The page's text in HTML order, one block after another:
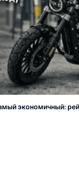
экономичный: